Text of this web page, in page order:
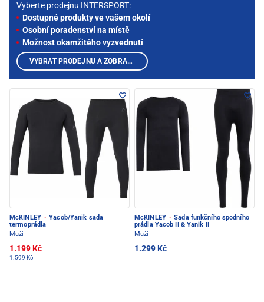
McKINLEY · Yacob/Yanik sada
termoprádla
Muži
1.199 Kč
1.599 Kč
McKINLEY · Sada funkčního spodního
prádla Yacob II & Yanik II
Muži
1.299 Kč
Vyberte prodejnu INTERSPORT:
Dostupné produkty ve vašem okolí
Osobní poradenství na místě
Možnost okamžitého vyzvednutí
VYBRAT PRODEJNU A ZOBRAZIT PRODUKTY